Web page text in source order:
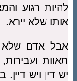
להיות רגוע
אותו שלא יירא.
אבל אדם שלא
תאוות
יש דין ויש